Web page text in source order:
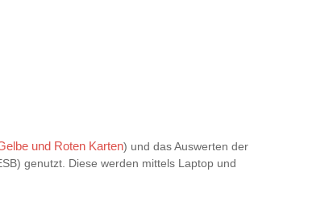
und Roten Karten) und das Auswerten der
genutzt. Diese werden mittels Laptop und